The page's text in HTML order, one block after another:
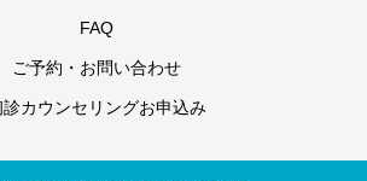
FAQ
ご予約・お問い合わせ
診カウンセリングお申込み